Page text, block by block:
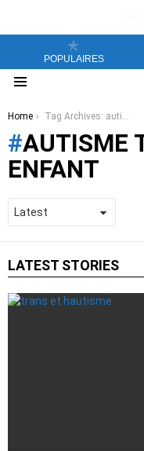
POPULAIRES
You are here:
Home Tag Archives: autisme transidentité enfant
AUTISME
ENFANT
LATEST STORIES